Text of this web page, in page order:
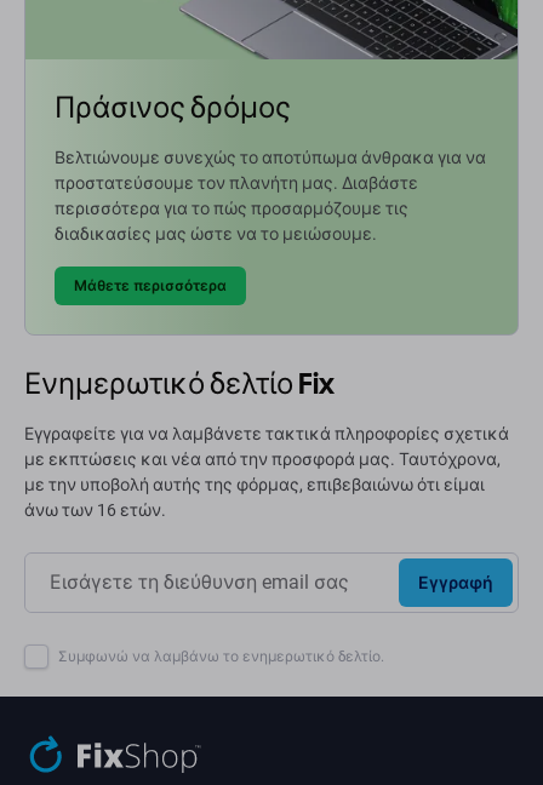
Πράσινος δρόμος
Βελτιώνουμε συνεχώς το αποτύπωμα άνθρακα για να
προστατεύσουμε τον πλανήτη μας. Διαβάστε
περισσότερα για το πώς προσαρμόζουμε τις
διαδικασίες μας ώστε να το μειώσουμε.
Μάθετε περισσότερα
Ενημερωτικό δελτίο Fix
Εγγραφείτε για να λαμβάνετε τακτικά πληροφορίες σχετικά
με εκπτώσεις και νέα από την προσφορά μας. Ταυτόχρονα,
με την υποβολή αυτής της φόρμας, επιβεβαιώνω ότι είμαι
άνω των 16 ετών.
Εγγραφή
Συμφωνώ να λαμβάνω το ενημερωτικό δελτίο.